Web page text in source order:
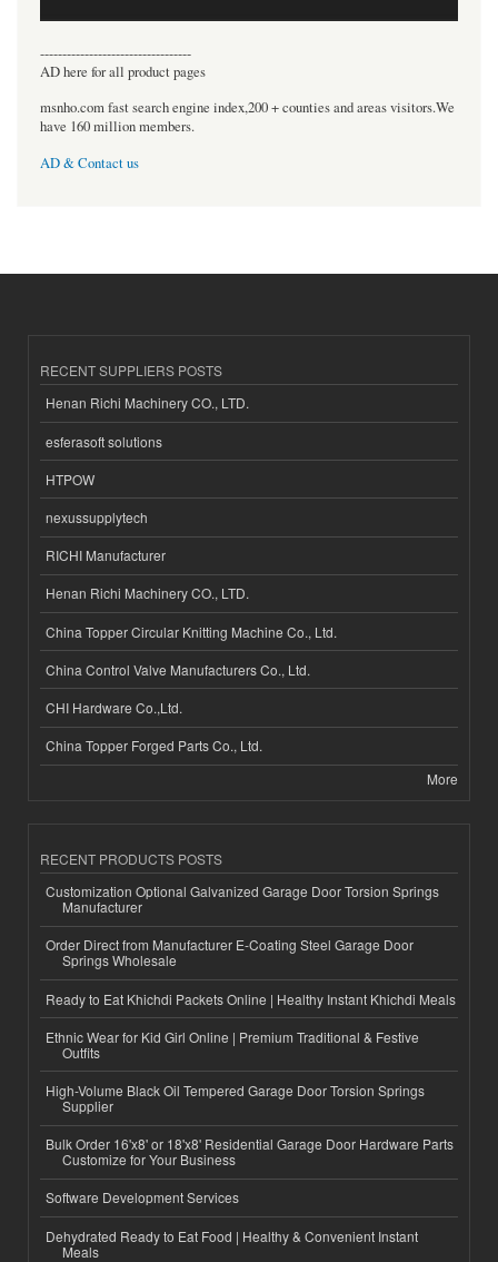
----------------------------------
AD here for all product pages
msnho.com fast search engine index,200 + counties and areas visitors.We
have 160 million members.
AD & Contact us
RECENT SUPPLIERS POSTS
Henan Richi Machinery CO., LTD.
esferasoft solutions
HTPOW
nexussupplytech
RICHI Manufacturer
Henan Richi Machinery CO., LTD.
China Topper Circular Knitting Machine Co., Ltd.
China Control Valve Manufacturers Co., Ltd.
CHI Hardware Co.,Ltd.
China Topper Forged Parts Co., Ltd.
More
RECENT PRODUCTS POSTS
Customization Optional Galvanized Garage Door Torsion Springs
Manufacturer
Order Direct from Manufacturer E-Coating Steel Garage Door
Springs Wholesale
Ready to Eat Khichdi Packets Online | Healthy Instant Khichdi Meals
Ethnic Wear for Kid Girl Online | Premium Traditional & Festive
Outfits
High-Volume Black Oil Tempered Garage Door Torsion Springs
Supplier
Bulk Order 16'x8' or 18'x8' Residential Garage Door Hardware Parts
Customize for Your Business
Software Development Services
Dehydrated Ready to Eat Food | Healthy & Convenient Instant
Meals